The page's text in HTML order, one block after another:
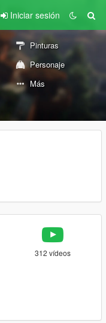
Iniciar sesión
Pinturas
Personaje
Más
312 vídeos